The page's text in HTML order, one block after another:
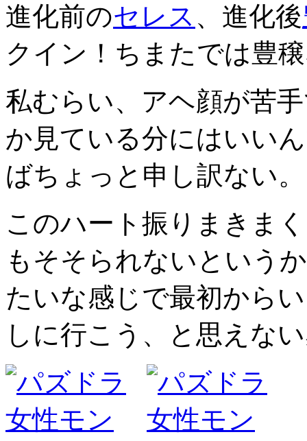
進化前のセレス 、進化後
クイン！ちまたでは豊
私むらい、アヘ顔が苦
か見ている分にはいい
ばちょっと申し訳ない。
このハート振りまきま
もそそられないという
たいな感じで最初から
しに行こう、と思えな